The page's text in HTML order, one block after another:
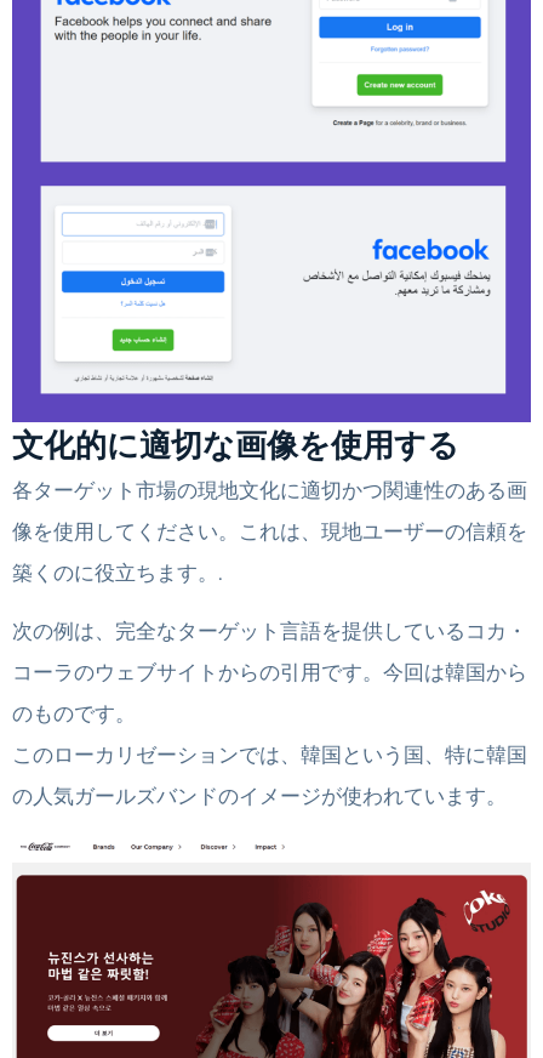
文化的に適切な画像を使用する
各ターゲット市場の現地文化に適切かつ関連性のある画
像を使用してください。これは、現地ユーザーの信頼を
築くのに役立ちます。.
次の例は、完全なターゲット言語を提供しているコカ・
コーラのウェブサイトからの引用です。今回は韓国から
のものです。
このローカリゼーションでは、韓国という国、特に韓国
の人気ガールズバンドのイメージが使われています。